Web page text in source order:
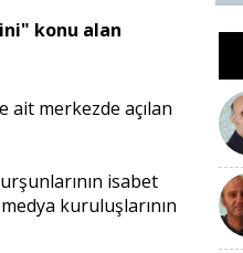
konu alan
ait merkezde açılan
isabet
kuruluşlarının